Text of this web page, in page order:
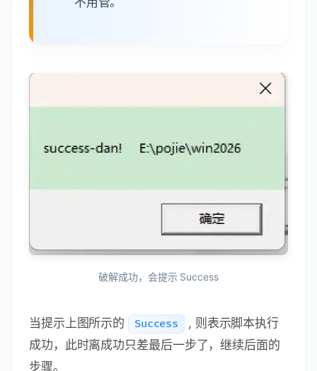
破解成功，会提示 Success
当提示上图所示的 Success
, 则表示脚本执行
成功，此时离成功只差最后一步了，继续后面的
步骤。